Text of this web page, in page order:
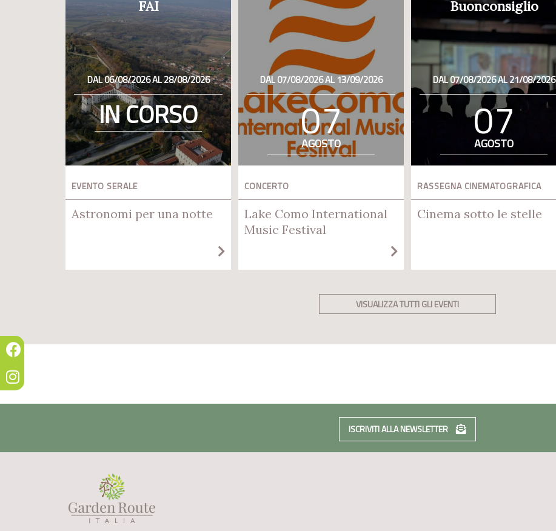
FAI
DAL 06/08/2026 AL 28/08/2026
IN CORSO
EVENTO SERALE
Astronomi per una notte
DAL 07/08/2026 AL 13/09/2026
07
AGOSTO
CONCERTO
Lake Como International
Music Festival
Buonconsiglio
DAL 07/08/2026 AL 21/08/2026
07
AGOSTO
RASSEGNA CINEMATOGRAFICA
Cinema sotto le stelle
VISUALIZZA TUTTI GLI EVENTI
ISCRIVITI ALLA NEWSLETTER